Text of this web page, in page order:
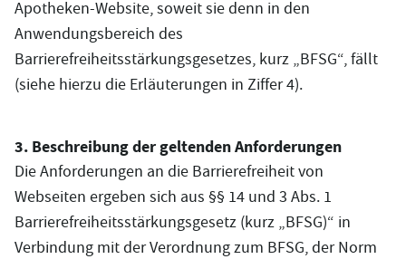
Apotheken-Website, soweit sie denn in den
Anwendungsbereich des
Barrierefreiheitsstärkungsgesetzes, kurz „BFSG“, fällt
(siehe hierzu die Erläuterungen in Ziffer 4).
3. Beschreibung der geltenden Anforderungen
Die Anforderungen an die Barrierefreiheit von
Webseiten ergeben sich aus §§ 14 und 3 Abs. 1
Barrierefreiheitsstärkungsgesetz (kurz „BFSG)“ in
Verbindung mit der Verordnung zum BFSG, der Norm